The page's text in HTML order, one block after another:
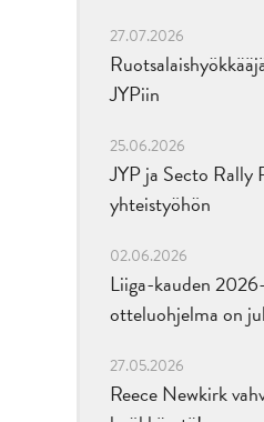
27.07.2026
JYPiin
25.06.2026
JYP ja Secto Rally
yhteistyöhön
02.06.2026
Liiga-kauden
otteluohjelma on
27.05.2026
Reece Newkirk